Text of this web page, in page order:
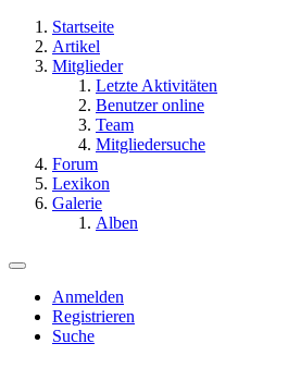
Startseite
Artikel
Mitglieder
Letzte Aktivitäten
Benutzer online
Team
Mitgliedersuche
Forum
Lexikon
Galerie
Alben
Anmelden
Registrieren
Suche